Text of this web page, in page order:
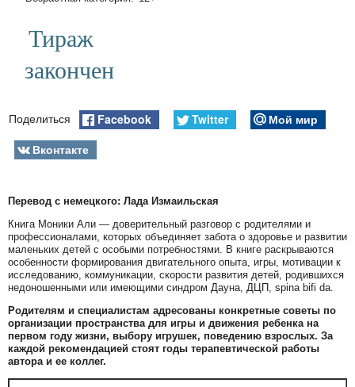
Тираж
закончен
Поделиться Facebook Twitter
Мой мир
Вконтакте
Перевод с немецкого: Лада Измаильская
Книга Моники Али — доверительный разговор с родителями и
профессионалами, которых объединяет забота о здоровье и развитии
маленьких детей с особыми потребностями. В книге раскрываются
особенности формирования двигательного опыта, игры, мотивации к
исследованию, коммуникации, скорости развития детей, родившихся
недоношенными или имеющими синдром Дауна, ДЦП, spina bifi da.
Родителям и специалистам адресованы конкретные советы по
организации пространства для игры и движения ребенка на
первом году жизни, выбору игрушек, поведению взрослых. За
каждой рекомендацией стоят годы терапевтической работы
автора и ее коллег.